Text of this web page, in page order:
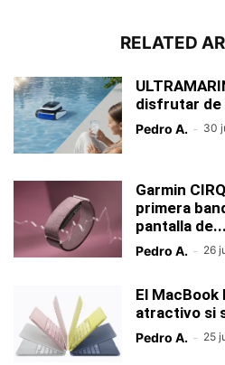
RELATED
disfrutar de
Pedro A. - 30
Garmin
primera
pantalla de...
Pedro A. - 26
El MacBook
atractivo si
Pedro A. - 25